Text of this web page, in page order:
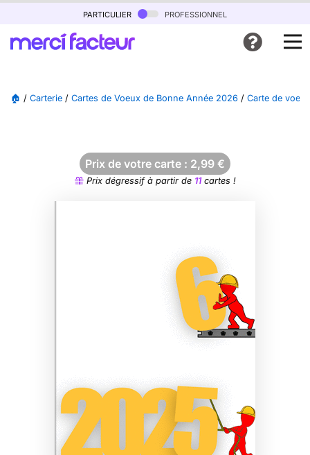
particulier professionnel
🏠 / Carterie / Cartes de Voeux de Bonne Année 2026 / Carte de
Prix de votre carte : 2,99 €
Prix dégressif à partir de 11cartes !